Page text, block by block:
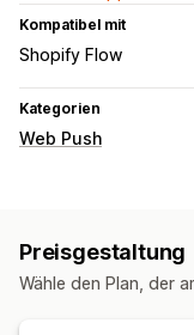
Kompatibel mit
Shopify Flow
Kategorien
Web Push
Preisgestaltung
Wähle den Plan, der